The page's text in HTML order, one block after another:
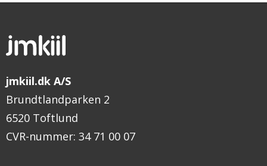
jmkiil.dk A/S
Brundtlandparken 2
6520 Toftlund
CVR-nummer: 34 71 00 07